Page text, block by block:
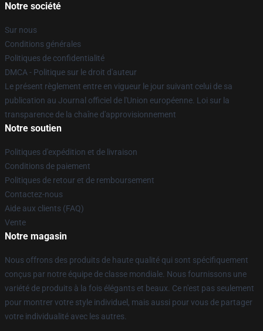
Notre société
Sur nous
Conditions générales
Politiques de confidentialité
DMCA - Politique sur le droit d'auteur
Le présent règlement entre en vigueur le jour suivant celui de sa
publication au Journal officiel de l'Union européenne. Loi sur la
transparence de la chaîne d'approvisionnement
Notre soutien
Politiques d'expédition et de livraison
Conditions de paiement
Politiques de retour et de remboursement
Contactez-nous
Aide aux clients (FAQ)
Vente
Notre magasin
Nous offrons des produits de haute qualité qui sont spécifiquement
conçus par notre équipe de classe mondiale. Nous fournissons une
variété de produits à la fois élégants et beaux. Ce n'est pas seulement
pour montrer votre style individuel, mais aussi pour vous de partager
votre individualité avec les autres.